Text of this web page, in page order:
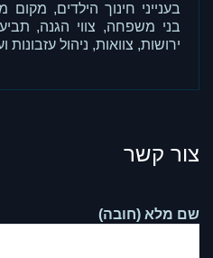
בענייני חינוך הילדים, מקום
בני משפחה, צווי הגנה,
ירושות, צוואות, ניהול עזבונות
צור קשר
שם מלא (חובה)